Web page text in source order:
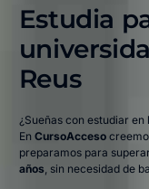
Estudia
Reus​
¿Sueñas con estudiar
En CursoAcceso
preparamos para
años, sin necesidad de